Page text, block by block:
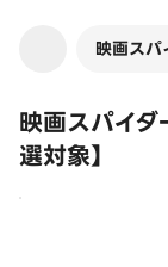
映画スパ
映画スパイ
選対象】